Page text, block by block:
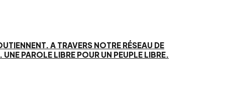
A TRAVERS NOTRE RÉSEAU DE
PAROLE LIBRE POUR UN PEUPLE LIBRE.